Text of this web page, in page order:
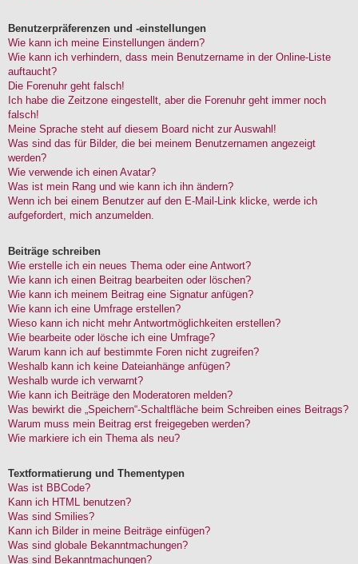
Benutzerpräferenzen und -einstellungen
Wie kann ich meine Einstellungen ändern?
Wie kann ich verhindern, dass mein Benutzername in der Online-Liste
auftaucht?
Die Forenuhr geht falsch!
Ich habe die Zeitzone eingestellt, aber die Forenuhr geht immer noch
falsch!
Meine Sprache steht auf diesem Board nicht zur Auswahl!
Was sind das für Bilder, die bei meinem Benutzernamen angezeigt
werden?
Wie verwende ich einen Avatar?
Was ist mein Rang und wie kann ich ihn ändern?
Wenn ich bei einem Benutzer auf den E-Mail-Link klicke, werde ich
aufgefordert, mich anzumelden.
Beiträge schreiben
Wie erstelle ich ein neues Thema oder eine Antwort?
Wie kann ich einen Beitrag bearbeiten oder löschen?
Wie kann ich meinem Beitrag eine Signatur anfügen?
Wie kann ich eine Umfrage erstellen?
Wieso kann ich nicht mehr Antwortmöglichkeiten erstellen?
Wie bearbeite oder lösche ich eine Umfrage?
Warum kann ich auf bestimmte Foren nicht zugreifen?
Weshalb kann ich keine Dateianhänge anfügen?
Weshalb wurde ich verwarnt?
Wie kann ich Beiträge den Moderatoren melden?
Was bewirkt die „Speichern“-Schaltfläche beim Schreiben eines Beitrags?
Warum muss mein Beitrag erst freigegeben werden?
Wie markiere ich ein Thema als neu?
Textformatierung und Thementypen
Was ist BBCode?
Kann ich HTML benutzen?
Was sind Smilies?
Kann ich Bilder in meine Beiträge einfügen?
Was sind globale Bekanntmachungen?
Was sind Bekanntmachungen?